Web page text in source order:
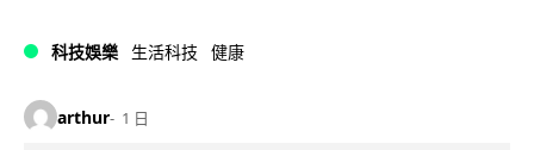
科技娛樂 生活科技 健康
arthur 1 日